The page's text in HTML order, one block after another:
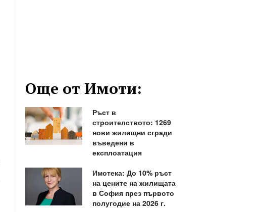
Още от Имоти:
Ръст в
строителството: 1269
нови жилищни сгради
въведени в
експлоатация
Имотека: До 10% ръст
на цените на жилищата
в София през първото
полугодие на 2026 г.